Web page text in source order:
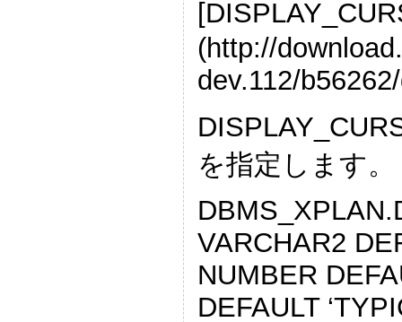
(http://
dev.112/
を指定します。
VARCHAR2
NUMBER
DEFAULT